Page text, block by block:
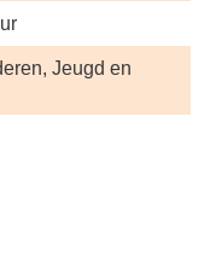
Jeugd en